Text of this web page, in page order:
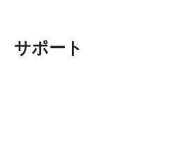
サポート